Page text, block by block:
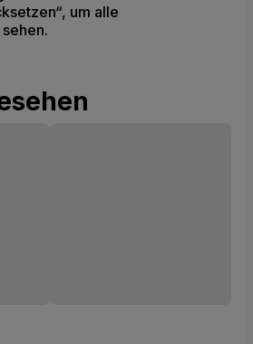
um alle